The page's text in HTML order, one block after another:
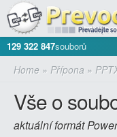
129 322 847souborů
Home » Přípona »
Vše o
aktuální formát